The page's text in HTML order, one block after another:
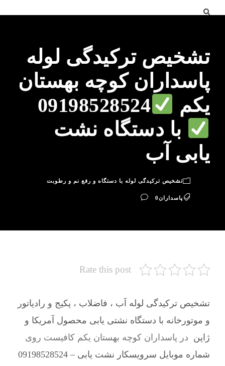
تشخیص ترکیدگی لوله
پاسداران کوچه بهستان
یکم
09198528524
با دستگاه نشت
یابی آب
تشخیص ترکیدگی لوله با دستگاه و رفع نم و رطوبت
پاسداران0
Rate this post
تشخیص ترکیدگی لوله آب ، فاضلاب ، پکیج و رادیاتور
و موتورخانه با دستگاه نشتی یابی محصول آمریکا و
ژاپن در پاسداران کوچه بهستان یکم کافیست روی
شماره موبایل سرویسکار نشت یابی – 09198528524